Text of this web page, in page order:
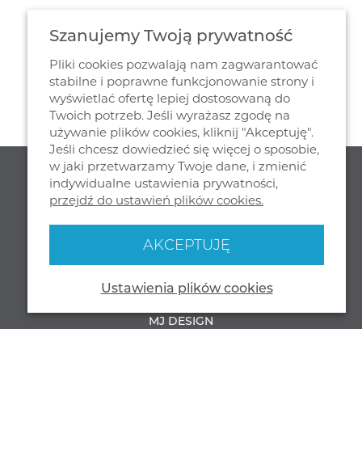
NASZA SIEDZIBA
MJ DESIGN
Szanujemy Twoją prywatność
Pliki cookies pozwalają nam zagwarantować
stabilne i poprawne funkcjonowanie strony i
wyświetlać ofertę lepiej dostosowaną do
Twoich potrzeb. Jeśli wyrażasz zgodę na
używanie plików cookies, kliknij "Akceptuję".
Jeśli chcesz dowiedzieć się więcej o sposobie,
w jaki przetwarzamy Twoje dane, i zmienić
indywidualne ustawienia prywatności,
przejdź do ustawień plików cookies.
AKCEPTUJĘ
Ustawienia plików cookies